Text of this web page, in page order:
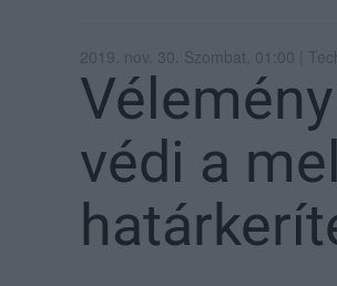
2019. nov. 30. Szombat, 01:00 |
védi a